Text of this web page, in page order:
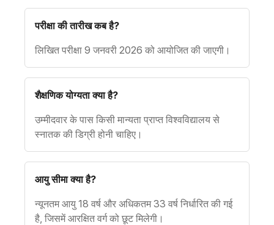
परीक्षा की तारीख कब है?
लिखित परीक्षा 9 जनवरी 2026 को आयोजित की जाएगी।
शैक्षणिक योग्यता क्या है?
उम्मीदवार के पास किसी मान्यता प्राप्त विश्वविद्यालय से
स्नातक की डिग्री होनी चाहिए।
आयु सीमा क्या है?
न्यूनतम आयु 18 वर्ष और अधिकतम 33 वर्ष निर्धारित की गई
है, जिसमें आरक्षित वर्ग को छूट मिलेगी।